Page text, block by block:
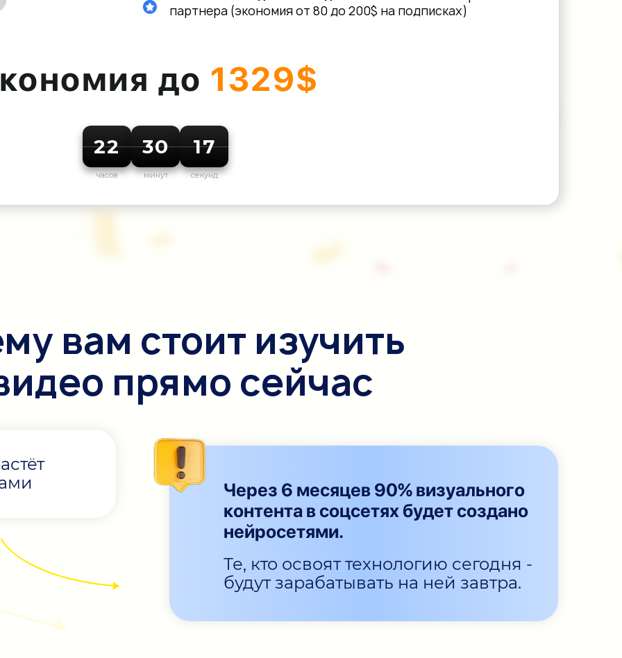
партнера (экономия от 80 до 200$ на подписках)
до 1329$
секунд
22
часов
30
минут
14
секунд
вам стоит изучить
прямо сейчас
Через 6 месяцев 90% визуального
контента в соцсетях будет создано
нейросетями.
Те, кто освоят технологию сегодня -
будут зарабатывать на ней завтра.